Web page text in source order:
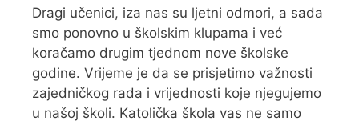
Dragi učenici, iza nas su ljetni odmori, a sada
smo ponovno u školskim klupama i već
koračamo drugim tjednom nove školske
godine. Vrijeme je da se prisjetimo važnosti
zajedničkog rada i vrijednosti koje njegujemo
u našoj školi. Katolička škola vas ne samo